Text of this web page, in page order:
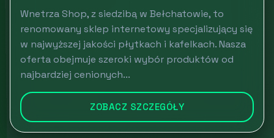
Wnetrza Shop, z siedzibą w Bełchatowie, to
renomowany sklep internetowy specjalizujący się
w najwyższej jakości płytkach i kafelkach. Nasza
oferta obejmuje szeroki wybór produktów od
najbardziej cenionych...
ZOBACZ SZCZEGÓŁY